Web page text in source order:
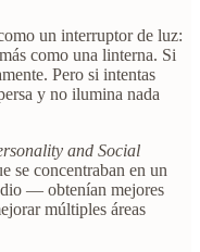
un interruptor de luz:
como una linterna. Si
Pero si intentas
y no ilumina nada
and Social
se concentraban en un
— obtenían mejores
múltiples áreas